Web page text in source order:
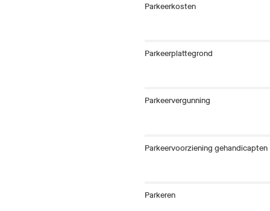
Parkeerkosten
Parkeerplattegrond
Parkeervergunning
Parkeervoorziening gehandicapten
Parkeren